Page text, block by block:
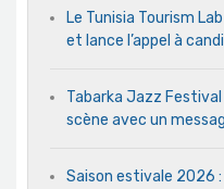
Le Tunisia Tourism
et lance l’appel à
Tabarka Jazz
scène avec un
Saison estivale 2026